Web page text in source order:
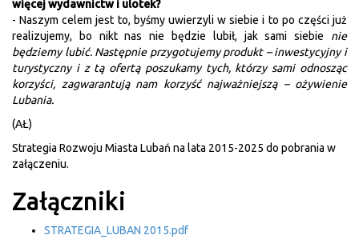
więcej wydawnictw i ulotek?
- Naszym celem jest to, byśmy uwierzyli w siebie i to po części już
realizujemy, bo nikt nas nie będzie lubił, jak sami siebie nie
będziemy lubić. Następnie przygotujemy produkt – inwestycyjny i
turystyczny i z tą ofertą poszukamy tych, którzy sami odnosząc
korzyści, zagwarantują nam korzyść najważniejszą – ożywienie
Lubania.
(AŁ)
Strategia Rozwoju Miasta Lubań na lata 2015-2025 do pobrania w
załączeniu.
Załączniki
STRATEGIA_LUBAN 2015.pdf